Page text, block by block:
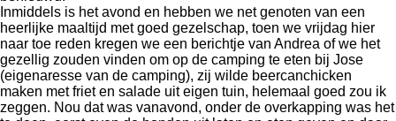
Inmiddels is het avond en hebben we net genoten van een
heerlijke maaltijd met goed gezelschap, toen we vrijdag hier
naar toe reden kregen we een berichtje van Andrea of we het
gezellig zouden vinden om op de camping te eten bij Jose
(eigenaresse van de camping), zij wilde beercanchicken
maken met friet en salade uit eigen tuin, helemaal goed zou ik
zeggen. Nou dat was vanavond, onder de overkapping was het